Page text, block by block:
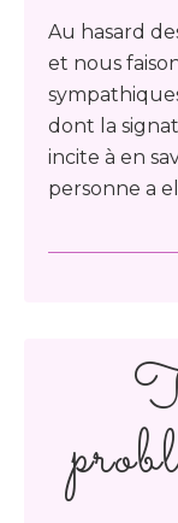
Au hasard
et nous
dont la
incite à en
personne a